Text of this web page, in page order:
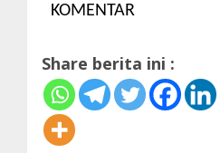
KOMENTAR
Share berita ini :